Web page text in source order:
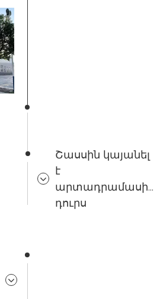
Շասսին կայանել
է
արտադրամասից
դուրս